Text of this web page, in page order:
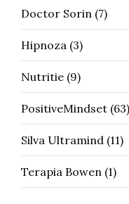
Doctor Sorin (7)
Hipnoza (3)
Nutritie (9)
PositiveMindset (63)
Silva Ultramind (11)
Terapia Bowen (1)